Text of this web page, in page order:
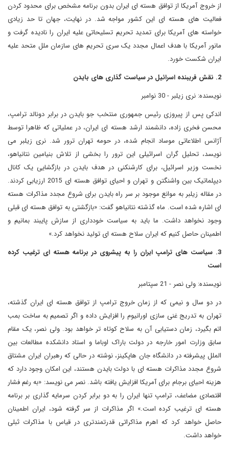
از خروج آمریکا از توافق هسته ای ایران بدون برنامه مشخص برای محدود کردن
فعالیت های هسته ای این کشور مواجه شد. در نهایت، جهان تا حد زیادی
خواسته های آمریکا برای تمدید تحریم تسلیحاتی علیه ایران را نادیده گرفت و
مانور آمریکا با هدف اعمال مجدد یک سری تحریم های سازمان ملل متحد علیه
ایران شکست خورد.
2. نقش فریبنده اسرائیل در سیاست گذاری های بایدن
نویسنده: نری زیلبر - 30 نوامبر
اندکی پس از پیروزی رئیس جمهوری منتخب جو بایدن در برابر دونالد ترامپ،
محسن فخری زاده، دانشمند ارشد هسته ای ایران، در عملیاتی که ظاهرا توسط
آژانس اطلاعاتی موساد انجام شده، در حومه تهران ترور شد. نری زیلبر می
نویسد، تحلیل گران اسرائیلی این ترور را بخشی از تلاش بنیامین نتانیاهو،
نخست وزیر اسرائیل، برای کارشنکنی در هدف بایدن در بازگشایی یک کانال
دیپلماتیک بین واشنگتن و تهران و احیای توافق هسته ای 2015 ارزیابی کردند.
در مقاله زیلبر به موانع موجود بر سر راه بایدن برای شروع مجدد مذاکرات هسته
ای اشاره شده است. ماه گذشته نتانیاهو گفت: «بازگشتی به توافق هسته ای قبلی
وجود نخواهد داشت. ما باید به سیاست خودداری از سازش پایبند بمانیم و
اطمینان حاصل کنیم که ایران سلاح هسته ای تولید نخواهد کرد.»
3. سیاست های ترامپ ایران را به پیشروی در برنامه هسته ای ترغیب کرده
است
نویسنده: ولی نصر - 21 سپتامبر
در دو سال و نیمی که از زمان خروج ترامپ از توافق هسته ای ایران گذشته،
تهران به تدریج غنی سازی اورانیوم را افزایش داده و اگر تصمیم به ساخت بمب
اتم بگیرد، زمان دستیابی آن به سلاح کوتاه تر خواهد بود. ولی نصر، یک مقام
سابق وزارت امور خارجه در دولت باراک اوباما و استاد دانشکده مطالعات بین
الملل پیشرفته در دانشگاه جان هاپکینز، نوشته در حالی که رهبران ایران مشتاق
شروع مجدد مذاکرات هسته ای با دولت بایدن هستند، این امکان وجود دارد که
هزینه احیای برجام برای آمریکا افزایش یافته باشد. نصر می نویسد: «به رغم فشار
اقتصادی مضاعف، ترامپ تنها ایران را به دو برابر کردن سرمایه گذاری بر برنامه
هسته ای ترغیب کرده است.» اگر مذاکرات از سر گرفته شود، ایران اطمینان
حاصل خواهد کرد که اهرم مذاکراتی قدرتمندتری در قیاس با مذاکرات ثبلی
خواهد داشت.